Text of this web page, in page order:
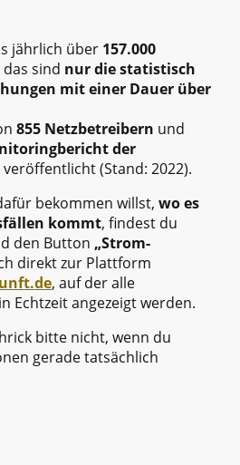
jährlich über 157.000
sind nur die statistisch
mit einer Dauer über
855 Netzbetreibern und
der
veröffentlicht (Stand: 2022).
bekommen willst, wo es
kommt, findest du
den Button „Strom-
direkt zur Plattform
, auf der alle
Echtzeit angezeigt werden.
bitte nicht, wenn du
gerade tatsächlich